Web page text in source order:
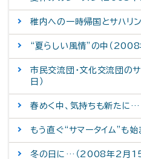
稚内への一時帰国とサハリ
“夏らしい風情”の中（
市民交流団・文化交流団の
日）
春めく中、気持ちも新たに
もう直ぐ“サマータイム”も
冬の日に…（2008年2月15